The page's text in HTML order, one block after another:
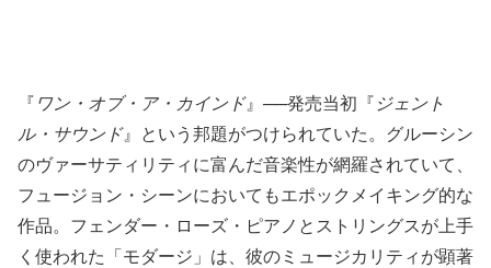
『 ワン・オブ・ア・カインド』──発売当初『 ジェント
ル・サウンド』という邦題がつけられていた。グルーシン
のヴァーサティリティに富んだ音楽性が網羅されていて、
フュージョン・シーンにおいてもエポックメイキング的な
作品。フェンダー・ローズ・ピアノとストリングスが上手
く使われた「モダージ」は、彼のミュージカリティが顕著